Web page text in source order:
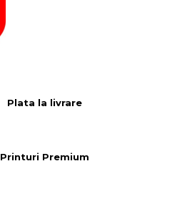
Plata la livrare
Printuri Premium